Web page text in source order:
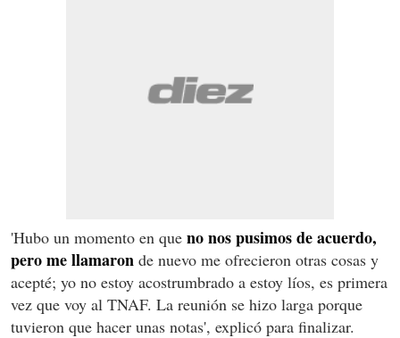
'Hubo un momento en que no nos pusimos de acuerdo,
pero me llamaron de nuevo me ofrecieron otras cosas y
acepté; yo no estoy acostrumbrado a estoy líos, es primera
vez que voy al TNAF. La reunión se hizo larga porque
tuvieron que hacer unas notas', explicó para finalizar.